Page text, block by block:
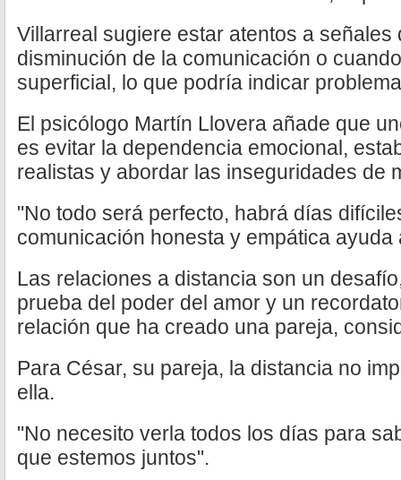
Villarreal sugiere estar atentos a señales
disminución de la comunicación o
superficial, lo que podría indicar
El psicólogo Martín Llovera añade que
es evitar la dependencia emocional,
realistas y abordar las inseguridades de
"No todo será perfecto, habrá días
comunicación honesta y empática
Las relaciones a distancia son un
prueba del poder del amor y un
relación que ha creado una pareja,
Para César, su pareja, la distancia no
ella.
"No necesito verla todos los días para
que estemos juntos".